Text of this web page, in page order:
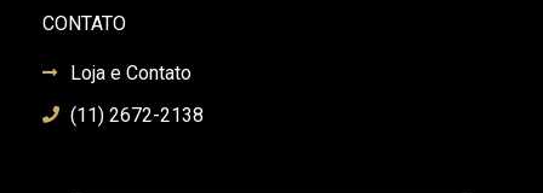
CONTATO
Loja e Contato
(11) 2672-2138